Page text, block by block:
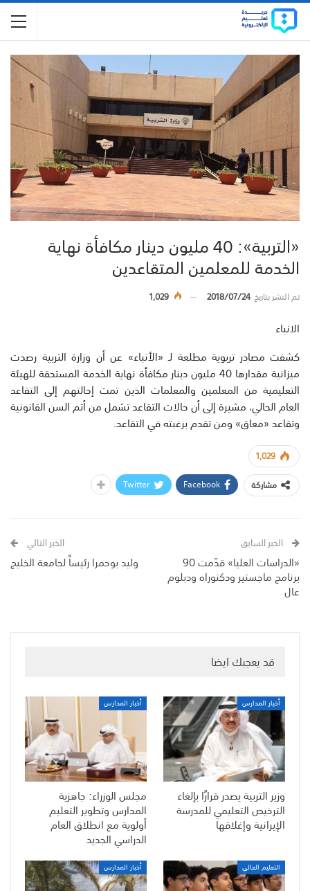
«التربية»: 40 مليون دينار مكافأة نهاية
الخدمة للمعلمين المتقاعدين
تم النشر بتاريخ2018/07/24
1,029
الانباء
كشفت مصادر تربوية مطلعة لـ «الأنباء» عن أن وزارة التربية رصدت
ميزانية مقدارها 40 مليون دينار مكافأة نهاية الخدمة المستحقة للهيئة
التعليمية من المعلمين والمعلمات الذين تمت إحالتهم إلى التقاعد
العام الحالي، مشيرة إلى أن حالات التقاعد تشمل من أتم السن القانونية
وتقاعد «معاق» ومن تقدم برغبته في التقاعد.
1,029
مشاركة
Facebook
Twitter
الخبر السابق
«الدراسات العليا» قدّمت 90
برنامج ماجستير ودكتوراه ودبلوم
عال
الخبر التالي
وليد بوحمرا رئيساً لجامعة الخليج
قد يعجبك ايضا
أخبار المدارس
وزير التربية يصدر قرارًا بإلغاء
الترخيص التعليمي للمدرسة
الإيرانية وإغلاقها
أخبار المدارس
مجلس الوزراء: جاهزية
المدارس وتطوير التعليم
أولوية مع انطلاق العام
الدراسي الجديد
التعليم العالي أخبار المدارس